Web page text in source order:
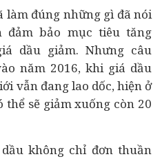
làm đúng những gì đã nói
bảo mục tiêu tăng
dầu giảm. Nhưng câu
năm 2016, khi giá dầu
vẫn đang lao dốc, hiện ở
thể sẽ giảm xuống còn 20
không chỉ đơn thuần